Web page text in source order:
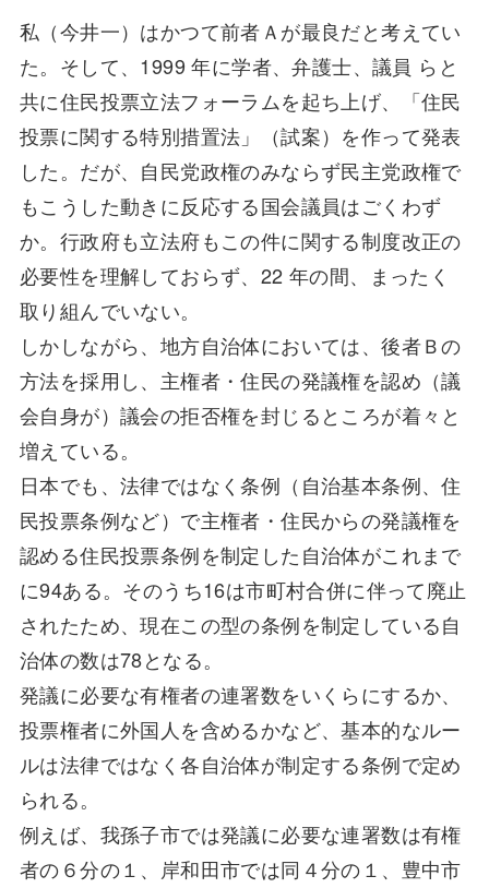
私（今井一）はかつて前者Ａが最良だと考えてい
た。そして、1999 年に学者、弁護士、議員 らと
共に住民投票立法フォーラムを起ち上げ、「住民
投票に関する特別措置法」（試案）を作って発表
した。だが、自民党政権のみならず民主党政権で
もこうした動きに反応する国会議員はごくわず
か。行政府も立法府もこの件に関する制度改正の
必要性を理解しておらず、22 年の間、まったく
取り組んでいない。
しかしながら、地方自治体においては、後者Ｂの
方法を採用し、主権者・住民の発議権を認め（議
会自身が）議会の拒否権を封じるところが着々と
増えている。
日本でも、法律ではなく条例（自治基本条例、住
民投票条例など）で主権者・住民からの発議権を
認める住民投票条例を制定した自治体がこれまで
に94ある。そのうち16は市町村合併に伴って廃止
されたため、現在この型の条例を制定している自
治体の数は78となる。
発議に必要な有権者の連署数をいくらにするか、
投票権者に外国人を含めるかなど、基本的なルー
ルは法律ではなく各自治体が制定する条例で定め
られる。
例えば、我孫子市では発議に必要な連署数は有権
者の６分の１、岸和田市では同４分の１、豊中市